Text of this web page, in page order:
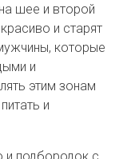
шее и второй
и старят
которые
и
этим зонам
и